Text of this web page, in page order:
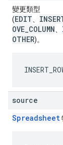
變更類型
(EDIT
OVE_COLUMN
OTHER)。
source
Spreadsheet